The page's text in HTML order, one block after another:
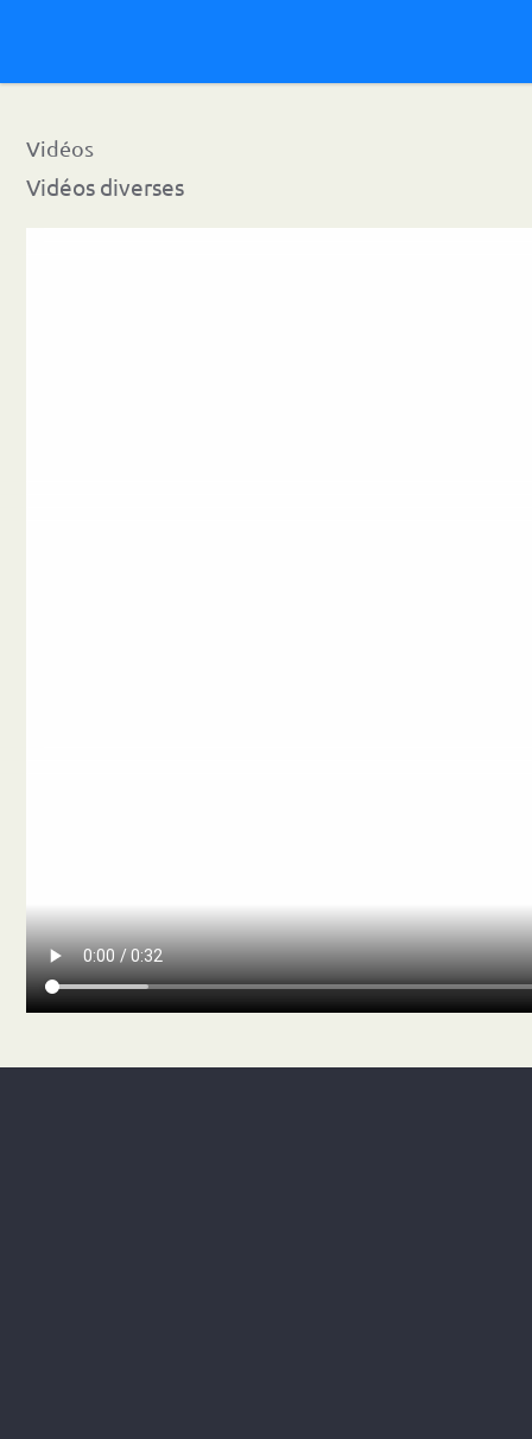
Vidéos
Vidéos diverses